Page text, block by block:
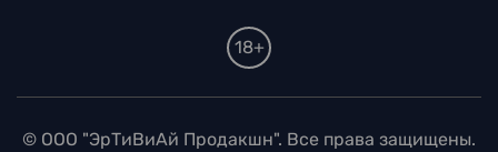
18+
© ООО "ЭрТиВиАй Продакшн". Все права защищены.